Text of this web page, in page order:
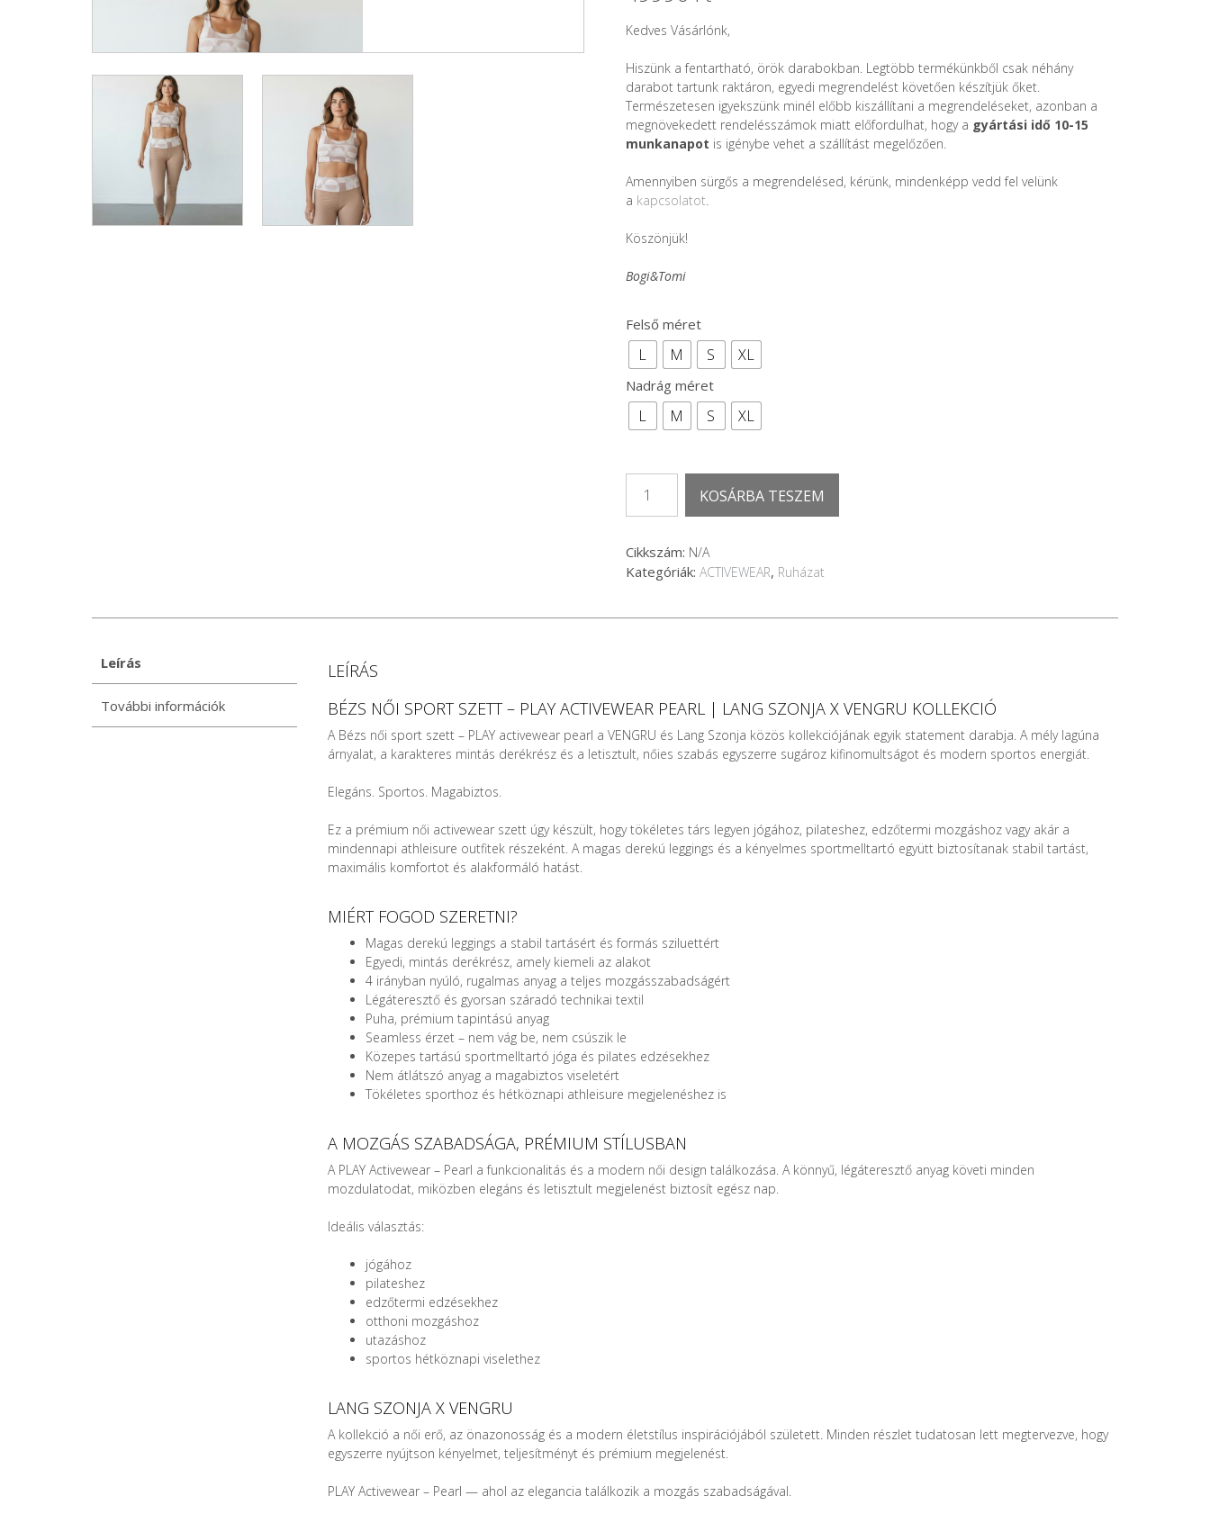
Kedves Vásárlónk,
Hiszünk a fentartható, örök darabokban. Legtöbb termékünkből csak néhány
darabot tartunk raktáron, egyedi megrendelést követően készítjük őket.
Természetesen igyekszünk minél előbb kiszállítani a megrendeléseket, azonban a
megnövekedett rendelésszámok miatt előfordulhat, hogy a gyártási idő 10-15
munkanapot is igénybe vehet a szállítást megelőzően.
Amennyiben sürgős a megrendelésed, kérünk, mindenképp vedd fel velünk
a kapcsolatot.
Köszönjük!
Bogi&Tomi
Felső méret
L M S XL
Nadrág méret
L M S XL
sport
-
PLAY
Pearl
KOSÁRBA TESZEM
Cikkszám: N/A
Kategóriák: ACTIVEWEAR, Ruházat
Leírás
További információk
LEÍRÁS
BÉZS NŐI SPORT SZETT – PLAY ACTIVEWEAR PEARL | LANG SZONJA X VENGRU KOLLEKCIÓ
A Bézs női sport szett – PLAY activewear pearl a VENGRU és Lang Szonja közös kollekciójának egyik statement darabja. A mély lagúna
árnyalat, a karakteres mintás derékrész és a letisztult, nőies szabás egyszerre sugároz kifinomultságot és modern sportos energiát.
Elegáns. Sportos. Magabiztos.
Ez a prémium női activewear szett úgy készült, hogy tökéletes társ legyen jógához, pilateshez, edzőtermi mozgáshoz vagy akár a
mindennapi athleisure outfitek részeként. A magas derekú leggings és a kényelmes sportmelltartó együtt biztosítanak stabil tartást,
maximális komfortot és alakformáló hatást.
MIÉRT FOGOD SZERETNI?
Magas derekú leggings a stabil tartásért és formás sziluettért
Egyedi, mintás derékrész, amely kiemeli az alakot
4 irányban nyúló, rugalmas anyag a teljes mozgásszabadságért
Légáteresztő és gyorsan száradó technikai textil
Puha, prémium tapintású anyag
Seamless érzet – nem vág be, nem csúszik le
Közepes tartású sportmelltartó jóga és pilates edzésekhez
Nem átlátszó anyag a magabiztos viseletért
Tökéletes sporthoz és hétköznapi athleisure megjelenéshez is
A MOZGÁS SZABADSÁGA, PRÉMIUM STÍLUSBAN
A PLAY Activewear – Pearl a funkcionalitás és a modern női design találkozása. A könnyű, légáteresztő anyag követi minden
mozdulatodat, miközben elegáns és letisztult megjelenést biztosít egész nap.
Ideális választás:
jógához
pilateshez
edzőtermi edzésekhez
otthoni mozgáshoz
utazáshoz
sportos hétköznapi viselethez
LANG SZONJA X VENGRU
A kollekció a női erő, az önazonosság és a modern életstílus inspirációjából született. Minden részlet tudatosan lett megtervezve, hogy
egyszerre nyújtson kényelmet, teljesítményt és prémium megjelenést.
PLAY Activewear – Pearl — ahol az elegancia találkozik a mozgás szabadságával.